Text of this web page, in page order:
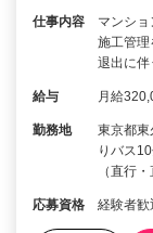
仕事内容
マンシ
施工管理
退出に
給与 月給
勤務地
東京都東
りバス
（直行
応募資格 経験者歓